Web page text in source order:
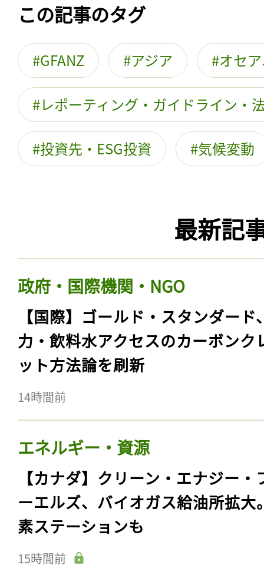
この記事のタグ
GFANZ アジア オセ
レポーティング・ガイドライン・
投資先・ESG投資 気候変動
最新記
政府・国際機関・NGO
【国際】ゴールド・スタンダード
力・飲料水アクセスのカーボンク
ット方法論を刷新
14時間前
エネルギー・資源
【カナダ】クリーン・エナジー・
ーエルズ、バイオガス給油所拡大
素ステーションも
15時間前